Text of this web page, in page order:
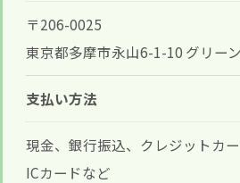
〒206-0025
東京都多摩市永山6-1-10 グリー
支払い方法
現金、銀行振込、クレジットカ
ICカードなど